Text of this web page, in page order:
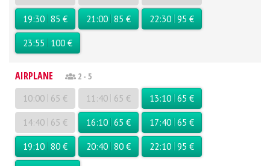
19:30 85 € 21:00 85 € 22:30 95 €
23:55 100 €
AIRPLANE
2 - 5
10:00 65 € 11:40 65 € 13:10 65 €
14:40 65 € 16:10 65 € 17:40 65 €
19:10 80 € 20:40 80 € 22:10 95 €